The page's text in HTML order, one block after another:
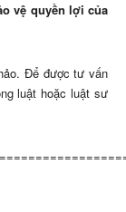
vệ quyền lợi của
Để được tư vấn
luật hoặc luật sư